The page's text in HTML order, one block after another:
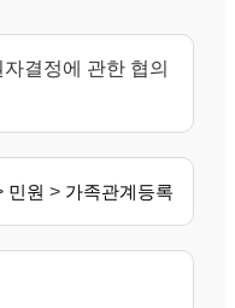
결정에 관한 협의
민원 > 가족관계등록